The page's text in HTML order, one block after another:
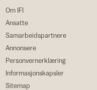
Om IFI
Ansatte
Samarbeidspartnere
Annonsere
Personvernerklæring
Informasjonskapsler
Sitemap